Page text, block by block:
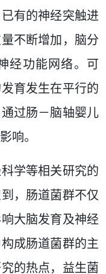
有的神经突触进
不断增加，脑分
经功能网络。可
育发生在平行的
过肠－脑轴婴儿
响。
学等相关研究的
，肠道菌群不仅
大脑发育及神经
成肠道菌群的主
的热点，益生菌